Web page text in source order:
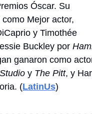
Óscar. Su
Mejor actor,
y Timothée
Buckley por
ganaron como
y The Pitt, y
(LatinUs)